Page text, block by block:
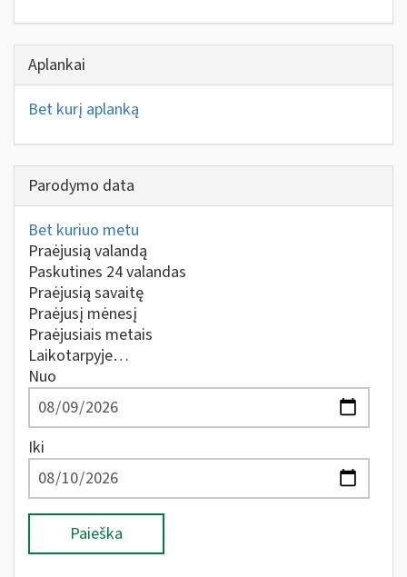
Aplankai
Bet kurį aplanką
Parodymo data
Bet kuriuo metu
Praėjusią valandą
Paskutines 24 valandas
Praėjusią savaitę
Praėjusį mėnesį
Praėjusiais metais
Laikotarpyje…
Nuo
Iki
Paieška